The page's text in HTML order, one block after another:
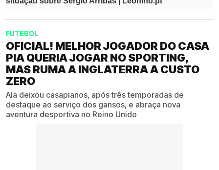
FUTEBOL
OFICIAL! MELHOR JOGADOR DO CASA
PIA QUERIA JOGAR NO SPORTING,
MAS RUMA A INGLATERRA A CUSTO
ZERO
Ala deixou casapianos, após três temporadas de
destaque ao serviço dos gansos, e abraça nova
aventura desportiva no Reino Unido